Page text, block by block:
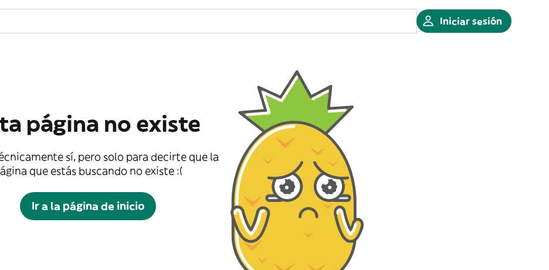
Iniciar sesión
página no existe
sí, pero solo para decirte que la
que estás buscando no existe :(
Ir a la página de inicio